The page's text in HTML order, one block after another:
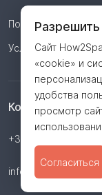
Политика
Условия
Контакты
+34 623 362 806
info@how2spain.com
Сайт
«cookie» и
удобства
просмотр
Согласиться